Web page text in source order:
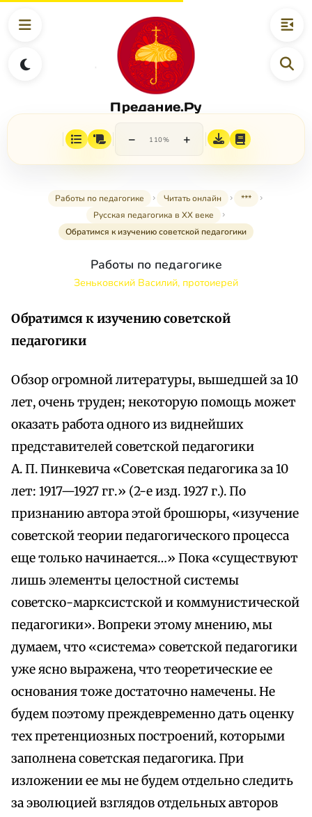
Предание.Ру
− 110% +
Работы по педагогике Читать онлайн
***
Русская педагогика в XX веке
Обратимся к изучению советской педагогики
Работы по педагогике
Зеньковский Василий, протоиерей
Обратимся к изучению советской
педагогики
Обзор огромной литературы, вышедшей за 10
лет, очень труден; некоторую помощь может
оказать работа одного из виднейших
представителей советской педагогики
А. П. Пинкевича «Советская педагогика за 10
лет: 1917—1927 гг.» (2-е изд. 1927 г.). По
признанию автора этой брошюры, «изучение
советской теории педагогического процесса
еще только начинается…» Пока «существуют
лишь элементы целостной системы
советско-марксистской и коммунистической
педагогики». Вопреки этому мнению, мы
думаем, что «система» советской педагогики
уже ясно выражена, что теоретические ее
основания тоже достаточно намечены. Не
будем поэтому преждевременно дать оценку
тех претенциозных построений, которыми
заполнена советская педагогика. При
изложении ее мы не будем отдельно следить
за эволюцией взглядов отдельных авторов